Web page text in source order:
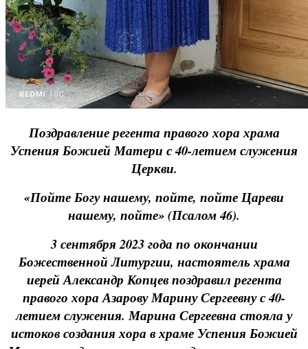
Поздравление регента правого хора храма
Успения Божией Матери с 40-летием служения
Церкви.
«Пойте Богу нашему, пойте, пойте Цареви
нашему, пойте» (Псалом 46).
3 сентября 2023 года по окончании
Божественной Литургии, настоятель храма
иерей Александр Копцев поздравил регента
правого хора Азарову Марину Сергеевну с 40-
летием служения. Марина Сергеевна стояла у
истоков создания хора в храме Успения Божией